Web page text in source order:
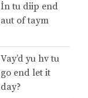
İn tu diip end
aut of taym
Vay’d yu hv tu
go end let it
day?